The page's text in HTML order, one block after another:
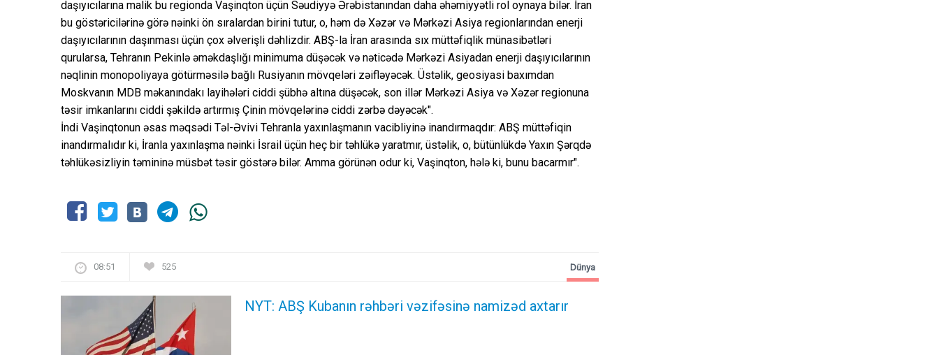
daşıyıcılarına malik bu regionda Vaşinqton üçün Səudiyyə Ərəbistanından daha əhəmiyyətli rol oynaya bilər. İran
bu göstəricilərinə görə nəinki ön sıralardan birini tutur, o, həm də Xəzər və Mərkəzi Asiya regionlarından enerji
daşıyıcılarının daşınması üçün çox əlverişli dəhlizdir. ABŞ-la İran arasında sıx müttəfiqlik münasibətləri
qurularsa, Tehranın Pekinlə əməkdaşlığı minimuma düşəcək və nəticədə Mərkəzi Asiyadan enerji daşıyıcılarının
nəqlinin monopoliyaya götürməsilə bağlı Rusiyanın mövqeləri zəifləyəcək. Üstəlik, geosiyasi baxımdan
Moskvanın MDB məkanındakı layihələri ciddi şübhə altına düşəcək, son illər Mərkəzi Asiya və Xəzər regionuna
təsir imkanlarını ciddi şəkildə artırmış Çinin mövqelərinə ciddi zərbə dəyəcək".
İndi Vaşinqtonun əsas məqsədi Təl-Əvivi Tehranla yaxınlaşmanın vacibliyinə inandırmaqdır: ABŞ müttəfiqin
inandırmalıdır ki, İranla yaxınlaşma nəinki İsrail üçün heç bir təhlükə yaratmır, üstəlik, o, bütünlükdə Yaxın Şərqdə
təhlükəsizliyin təmininə müsbət təsir göstərə bilər. Amma görünən odur ki, Vaşinqton, hələ ki, bunu bacarmır".
08:51 525
NYT: ABŞ Kubanın rəhbəri vəzifəsinə namizəd axtarır
Dünya